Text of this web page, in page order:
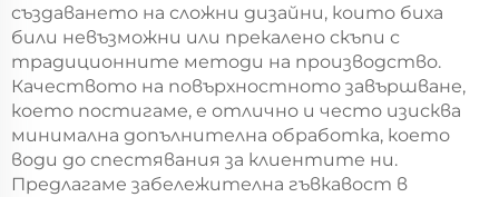
създаването на сложни дизайни, които биха
били невъзможни или прекалено скъпи с
традиционните методи на производство.
Качеството на повърхностното завършване,
което постигаме, е отлично и често изисква
минимална допълнителна обработка, което
води до спестявания за клиентите ни.
Предлагаме забележителна гъвкавост в